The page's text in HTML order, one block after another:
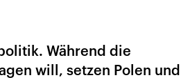
Während die
will, setzen Polen